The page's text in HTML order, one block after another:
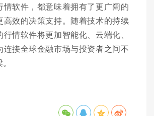
情软件，都意味着拥有了更广阔的
高效的决策支持。随着技术的持续
情软件将更加智能化、云端化、
连接全球金融市场与投资者之间不